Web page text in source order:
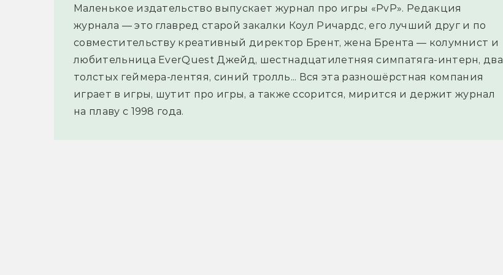
Маленькое издательство выпускает журнал про игры «PvP». Редакция
журнала — это главред старой закалки Коул Ричардс, его лучший друг и по
совместительству креативный директор Брент, жена Брента — колумнист и
любительница EverQuest Джейд, шестнадцатилетняя симпатяга-интерн, два
толстых геймера-лентяя, синий тролль... Вся эта разношёрстная компания
играет в игры, шутит про игры, а также ссорится, мирится и держит журнал
на плаву с 1998 года.